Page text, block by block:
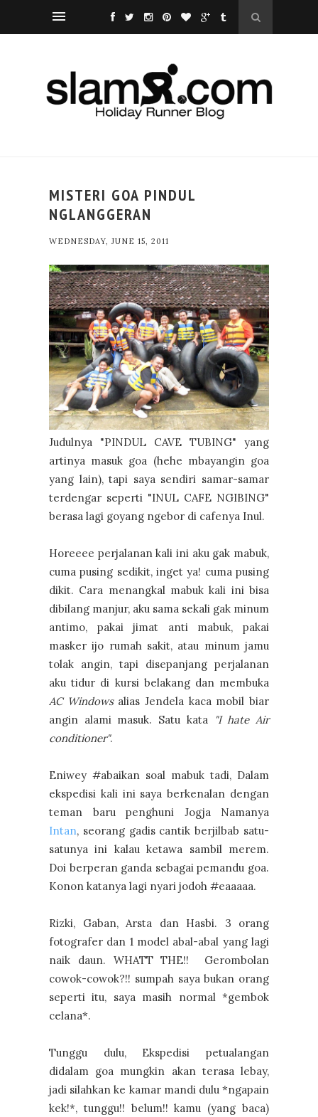
MISTERI GOA PINDUL
NGLANGGERAN
WEDNESDAY, JUNE 15, 2011
Judulnya "PINDUL CAVE TUBING" yang
artinya masuk goa (hehe mbayangin goa
yang lain), tapi saya sendiri samar-samar
terdengar seperti "INUL CAFE NGIBING"
berasa lagi goyang ngebor di cafenya Inul.
Horeeee perjalanan kali ini aku gak mabuk,
cuma pusing sedikit, inget ya! cuma pusing
dikit. Cara menangkal mabuk kali ini bisa
dibilang manjur, aku sama sekali gak minum
antimo, pakai jimat anti mabuk, pakai
masker ijo rumah sakit, atau minum jamu
tolak angin, tapi disepanjang perjalanan
aku tidur di kursi belakang dan membuka
AC Windowsalias Jendela kaca mobil biar
angin alami masuk. Satu kata
"I hate Air
conditioner".
Eniwey #abaikan soal mabuk tadi, Dalam
ekspedisi kali ini saya berkenalan dengan
teman baru penghuni Jogja Namanya
Intan, seorang gadis cantik berjilbab satu-
satunya ini kalau ketawa sambil merem.
Doi berperan ganda sebagai pemandu goa.
Konon katanya lagi nyari jodoh #eaaaaa.
Rizki, Gaban, Arsta dan Hasbi. 3 orang
fotografer dan 1 model abal-abal yang lagi
naik daun. WHATT THE!! Gerombolan
cowok-cowok?!! sumpah saya bukan orang
seperti itu, saya masih normal *gembok
celana*.
Tunggu dulu, Ekspedisi petualangan
didalam goa mungkin akan terasa lebay,
jadi silahkan ke kamar mandi dulu *ngapain
kek!*, tunggu!! belum!! kamu (yang baca)